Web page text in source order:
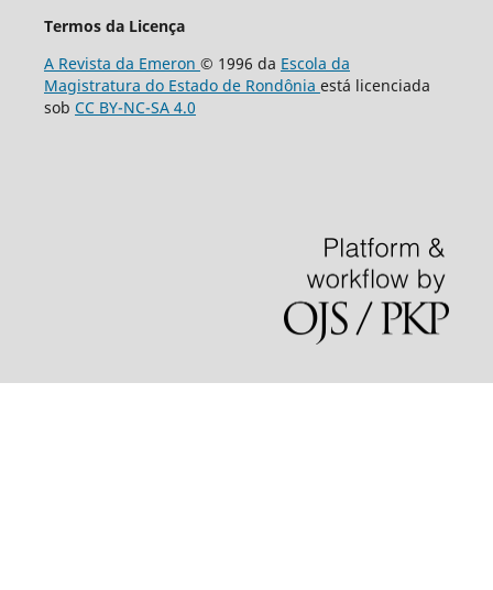
Termos da Licença
A Revista da Emeron © 1996 da Escola da
Magistratura do Estado de Rondônia está licenciada
sob CC BY-NC-SA 4.0